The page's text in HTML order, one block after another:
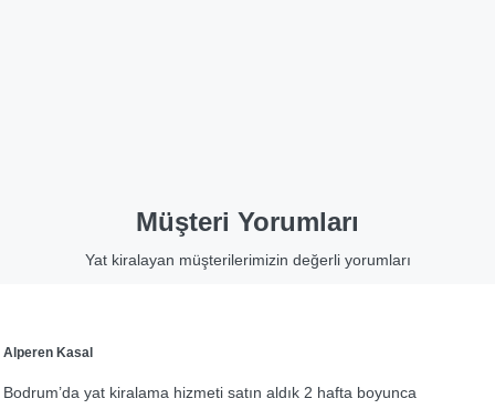
Müşteri Yorumları
Yat kiralayan müşterilerimizin değerli yorumları
Alperen Kasal
Bodrum’da yat kiralama hizmeti satın aldık 2 hafta boyunca